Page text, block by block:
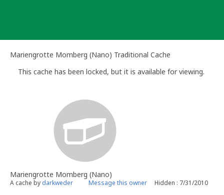
Mariengrotte Momberg (Nano) Traditional Cache
This cache has been locked, but it is available for viewing.
Mariengrotte Momberg (Nano)
A cache by darkweder Message this owner Hidden : 7/31/2010